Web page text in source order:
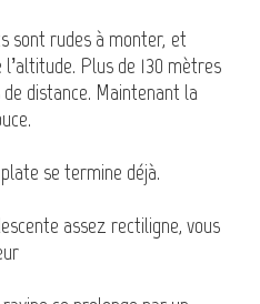
sont rudes à monter, et
Plus de 130 mètres
distance. Maintenant la
se termine déjà.
assez rectiligne, vous